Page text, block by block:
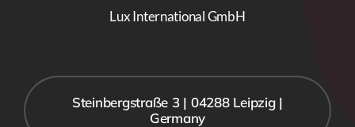
Lux International GmbH
Steinbergstraße 3 | 04288 Leipzig |
Germany